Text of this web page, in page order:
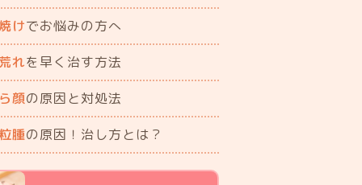
けでお悩みの方へ
れを早く治す方法
顔の原因と対処法
腫の原因！治し方とは？